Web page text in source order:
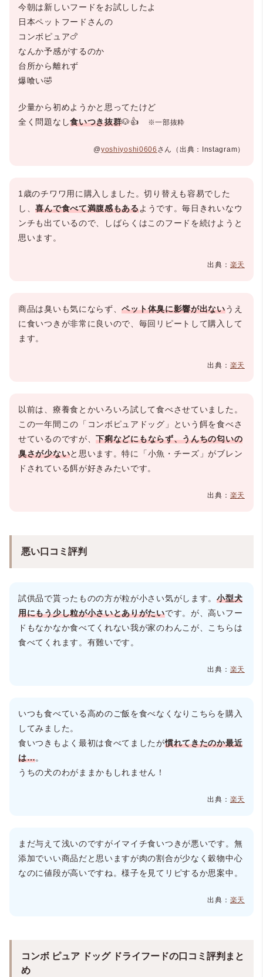
今朝は新しいフードをお試ししたよ
日本ペットフードさんの
コンボピュア🍗
なんか予感がするのか
台所から離れず
爆喰い🤣
少量から初めようかと思ってたけど
全く問題なし食いつき抜群🐶👍 ※一部抜粋
@yoshiyoshi0606 さん（出典：Instagram）
1歳のチワワ用に購入しました。切り替えも容易でした
し、喜んで食べて満腹感もあるようです。毎日きれいなウ
ンチも出ているので、しばらくはこのフードを続けようと
思います。
出典： 楽天
商品は臭いも気にならず、ペット体臭に影響が出ないうえ
に食いつきが非常に良いので、毎回リピートして購入して
ます。
出典： 楽天
以前は、療養食とかいろいろ試して食べさせていました。
この一年間この「コンボピュアドッグ」という餌を食べさ
せているのですが、下痢などにもならず、うんちの匂いの
臭さが少ないと思います。特に「小魚・チーズ」がブレン
ドされている餌が好きみたいです。
出典： 楽天
悪い口コミ評判
試供品で貰ったものの方が粒が小さい気がします。小型犬
用にもう少し粒が小さいとありがたいです。が、高いフー
ドもなかなか食べてくれない我が家のわんこが、こちらは
食べてくれます。有難いです。
出典： 楽天
いつも食べている高めのご飯を食べなくなりこちらを購入
してみました。
食いつきもよく最初は食べてましたが慣れてきたのか最近
は…。
うちの犬のわがままかもしれません！
出典： 楽天
まだ与えて浅いのですがイマイチ食いつきが悪いです。無
添加でいい商品だと思いますが肉の割合が少なく穀物中心
なのに値段が高いですね。様子を見てリピするか思案中。
出典： 楽天
コンボ ピュア ドッグ ドライフードの口コミ評判まと
め